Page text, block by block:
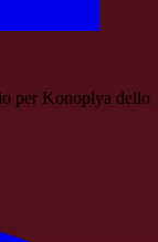
per Konoplya dello